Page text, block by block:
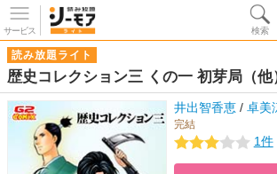
サービス 検索
読み放題ライト
歴史コレクション三 くの一 初芽局（他
井出智香恵 / 卓美
完結
1件